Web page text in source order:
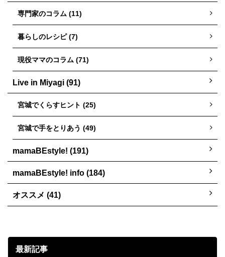
専門家のコラム (11)
暮らしのレシピ (7)
現役ママのコラム (71)
Live in Miyagi (91)
宮城でくらすヒント (25)
宮城で手をとりあう (49)
mamaBEstyle! (191)
mamaBEstyle! info (184)
オススメ (41)
最新記事